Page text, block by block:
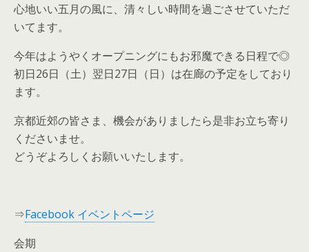
心地いい五月の風に、清々しい時間を過ごさせていただ
いてます。
今年はようやくオープニングにもお邪魔できる日程で◎
初日26日（土）翌日27日（日）は在廊の予定をしており
ます。
京都近郊の皆さま、機会がありましたら是非お立ち寄り
くださいませ。
どうぞよろしくお願いいたします。
⇒Facebook イベントページ
会期